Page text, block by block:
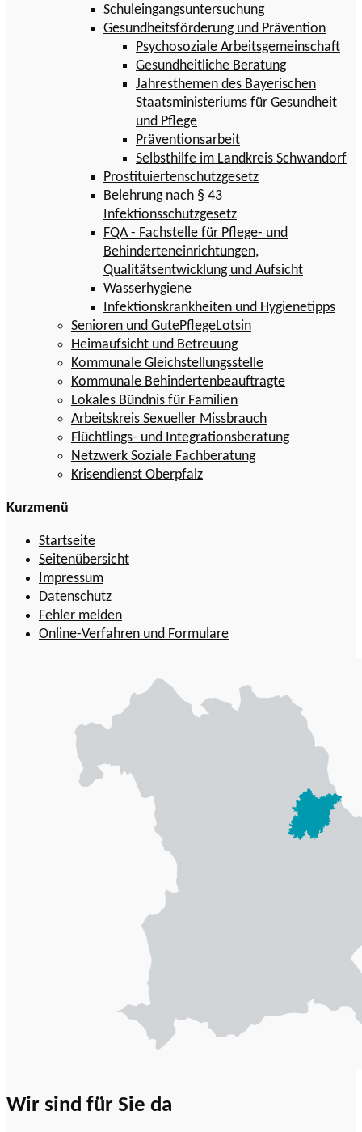
Schuleingangsuntersuchung
Gesundheitsförderung und Prävention
Psychosoziale Arbeitsgemeinschaft
Gesundheitliche Beratung
Jahresthemen des Bayerischen
Staatsministeriums für Gesundheit
und Pflege
Präventionsarbeit
Selbsthilfe im Landkreis Schwandorf
Prostituiertenschutzgesetz
Belehrung nach § 43
Infektionsschutzgesetz
FQA - Fachstelle für Pflege- und
Behinderteneinrichtungen,
Qualitätsentwicklung und Aufsicht
Wasserhygiene
Infektionskrankheiten und Hygienetipps
Senioren und GutePflegeLotsin
Heimaufsicht und Betreuung
Kommunale Gleichstellungsstelle
Kommunale Behindertenbeauftragte
Lokales Bündnis für Familien
Arbeitskreis Sexueller Missbrauch
Flüchtlings- und Integrationsberatung
Netzwerk Soziale Fachberatung
Krisendienst Oberpfalz
Kurzmenü
Startseite
Seitenübersicht
Impressum
Datenschutz
Fehler melden
Online-Verfahren und Formulare
Wir sind für Sie da